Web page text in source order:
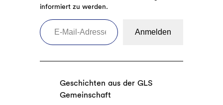
informiert zu werden.
E-Mail-Adresse eingeben
Anmelden
Geschichten aus der GLS
Gemeinschaft